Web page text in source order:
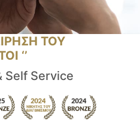
ΤΟΥ
‘’
Self Service